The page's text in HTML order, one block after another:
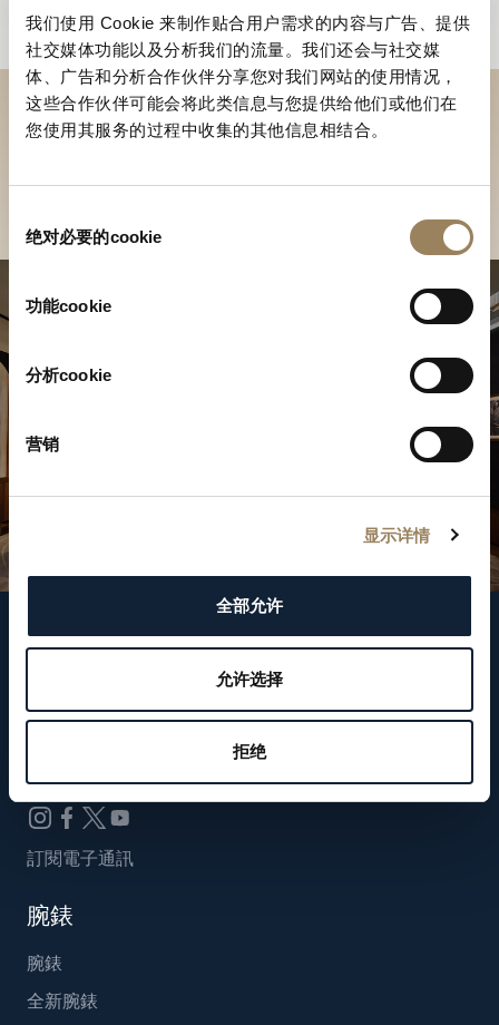
我们使用 Cookie 来制作贴合用户需求的内容与广告、提供
社交媒体功能以及分析我们的流量。我们还会与社交媒
体、广告和分析合作伙伴分享您对我们网站的使用情况，
这些合作伙伴可能会将此类信息与您提供给他们或他们在
您使用其服务的过程中收集的其他信息相结合。
绝对必要的cookie
功能cookie
分析cookie
营销
显示详情
全部允许
允许选择
拒绝
於專賣店探索品牌系列作品
尋找專賣店
關注我們
WeChat ID
Breguet_China
訂閱電子通訊
腕錶
腕錶
全新腕錶